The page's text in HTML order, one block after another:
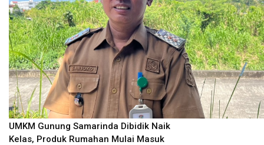
UMKM Gunung Samarinda Dibidik Naik
Kelas, Produk Rumahan Mulai Masuk